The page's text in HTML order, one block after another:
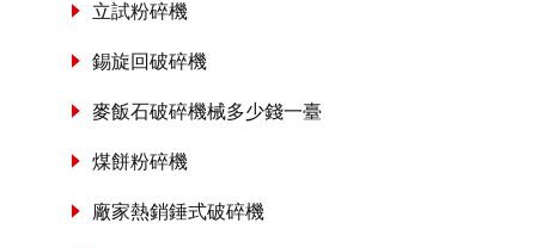
立試粉碎機
錫旋回破碎機
麥飯石破碎機械多少錢一臺
煤餅粉碎機
廠家熱銷錘式破碎機